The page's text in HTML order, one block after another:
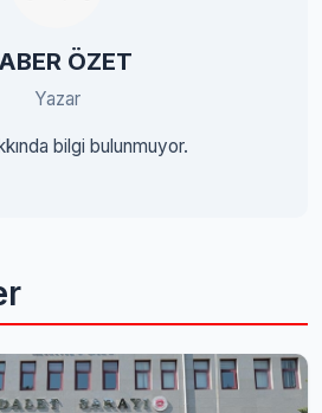
ÖZET
Yazar
bilgi bulunmuyor.